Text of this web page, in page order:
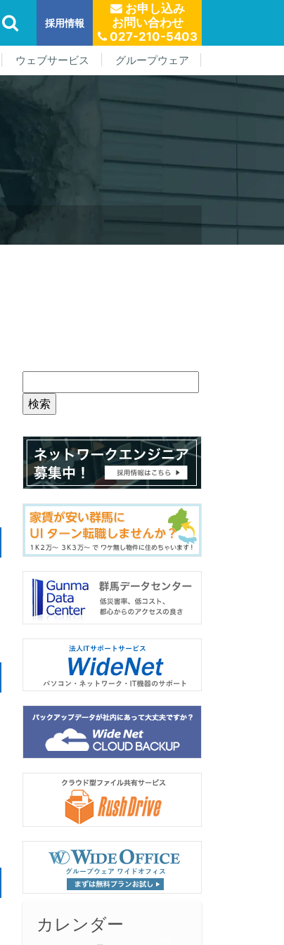
採用情報
お申し込み
お問い合わせ
027-210-5403
ウェブサービス グループウェア
カレンダー